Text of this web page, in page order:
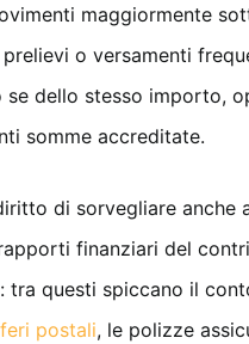
maggiormente
o versamenti
dello stesso importo,
somme accreditate.
di sorvegliare anche
finanziari del
tra questi spiccano il
postali, le polizze